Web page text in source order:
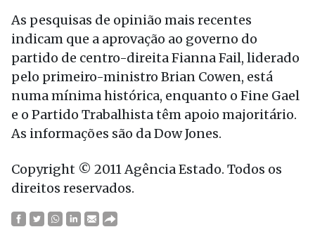
As pesquisas de opinião mais recentes
indicam que a aprovação ao governo do
partido de centro-direita Fianna Fail, liderado
pelo primeiro-ministro Brian Cowen, está
numa mínima histórica, enquanto o Fine Gael
e o Partido Trabalhista têm apoio majoritário.
As informações são da Dow Jones.
Copyright © 2011 Agência Estado. Todos os
direitos reservados.